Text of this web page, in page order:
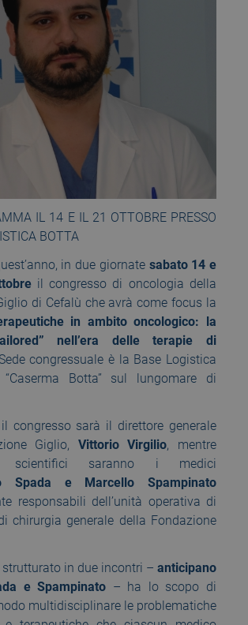
IL 14 E IL 21 OTTOBRE PRESSO
BOTTA
in due giornatesabato 14 e
il congresso di oncologia della
di Cefalù che avrà come focus la
in ambito oncologico: la
nell’era delle terapie di
congressuale è la Base Logistica
“Caserma Botta” sul lungomare di
congresso sarà il direttore generale
Giglio, Vittorio Virgilio, mentre
scientifici saranno i medici
Spada e Marcello Spampinato
responsabili dell’unità operativa di
chirurgia generale della Fondazione
strutturato in due incontri – anticipano
e Spampinato – ha lo scopo di
multidisciplinare le problematiche